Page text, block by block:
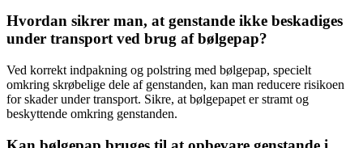
Hvordan sikrer man, at genstande ikke beskadiges
under transport ved brug af bølgepap?
Ved korrekt indpakning og polstring med bølgepap, specielt
omkring skrøbelige dele af genstanden, kan man reducere risikoen
for skader under transport. Sikre, at bølgepapet er stramt og
beskyttende omkring genstanden.